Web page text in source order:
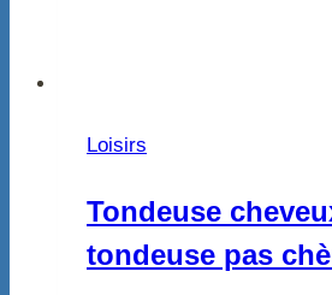
Loisirs
Tondeuse
tondeuse pas